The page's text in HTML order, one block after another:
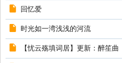
回忆爱
时光如一湾浅浅的河流
【忧云殇填词居】更新：醉笙曲